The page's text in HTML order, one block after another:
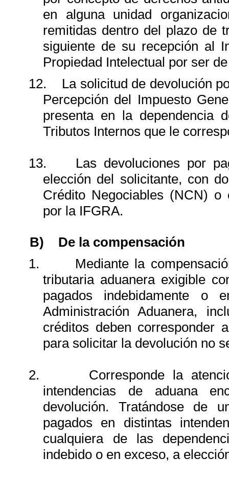
en alguna unidad
remitidas dentro del plazo de
siguiente de su recepción al
Propiedad Intelectual por ser
12.
La solicitud de devolución
Percepción del Impuesto
presenta en la dependencia
Tributos Internos que le
13.
Las devoluciones por
elección del solicitante, con
Crédito Negociables (NCN) o
por la IFGRA.
B)
De la compensación
1.
Mediante la
tributaria aduanera exigible
pagados indebidamente o
Administración Aduanera,
créditos deben corresponder
para solicitar la devolución no
2.
Corresponde la
intendencias de aduana
devolución. Tratándose de
pagados en distintas
cualquiera de las
indebido o en exceso, a